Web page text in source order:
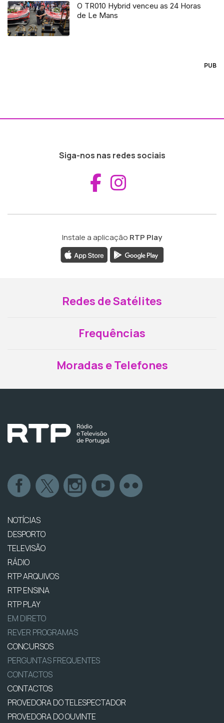
O TR010 Hybrid venceu as 24 Horas
de Le Mans
PUB
Siga-nos nas redes sociais
Aceder ao
Instale a aplicação RTP Play
Redes de Satélites
Frequências
Moradas e Telefones
NOTÍCIAS
DESPORTO
TELEVISÃO
RÁDIO
RTP ARQUIVOS
RTP ENSINA
RTP PLAY
EM DIRETO
REVER PROGRAMAS
CONCURSOS
PERGUNTAS FREQUENTES
CONTACTOS
CONTACTOS
PROVEDORA DO TELESPECTADOR
PROVEDORA DO OUVINTE